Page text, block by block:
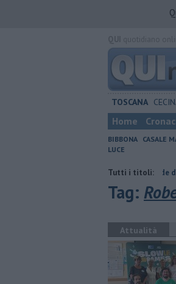
TOSCANA
Home
BIBBONA CASALE
LUCE
Tutti i titoli:
Coltiva e vende droga, coppia
Tag:
Attualità